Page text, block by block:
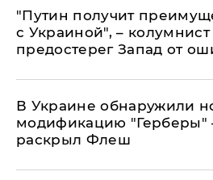
"Путин получит
с Украиной", –
предостерег Запад от
В Украине обнаружили
модификацию "Герберы"
раскрыл Флеш